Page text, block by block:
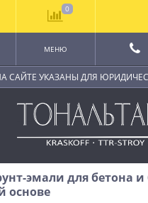
САЙТЕ УКАЗАНЫ ДЛЯ
МЕНЮ
эмали для бетона
основе
0